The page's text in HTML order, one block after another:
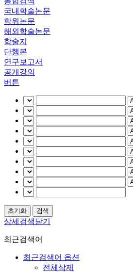
국내학술논문
학위논문
해외학술논문
학술지
단행본
연구보고서
공개강의
버튼
상세검색닫기
최근검색어
최근검색어 옵션
전체삭제